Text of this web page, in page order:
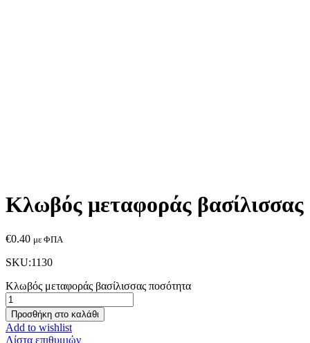
Κλωβός μεταφοράς βασίλισσας
€0.40 με ΦΠΑ
SKU:1130
Κλωβός μεταφοράς βασίλισσας ποσότητα
Προσθήκη στο καλάθι
Add to wishlist
Λίστα επιθυμιών